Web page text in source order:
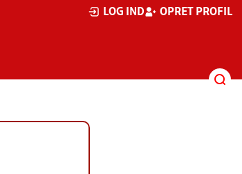
LOG IND OPRET PROFIL